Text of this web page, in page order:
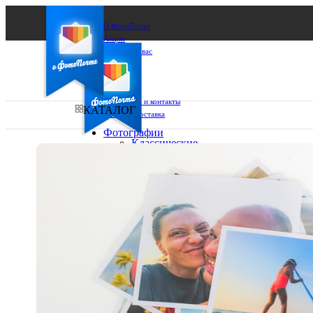
О ФотоПочте
Акции
Сделаем за вас
Бизнесу
FAQ
Франшиза
Поддержка и контакты
Оплата и доставка
Выберите из списка:
КАТАЛОГ
Фотографии
Классические
10х15
15х15
15х20
20х20
20х30
30х30
30х40
Фото
в